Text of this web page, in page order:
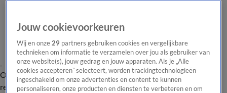
Overzicht Laatste nieuws Regionieuws Het beste van Hart
Tip de
redactie
Jouw cookievoorkeuren
Wij en onze29 partners gebruiken cookies en vergelijkbare
technieken om informatie te verzamelen over jou als gebruiker van
onze website(s), jouw gedrag en jouw apparaten. Als je „Alle
cookies accepteren” selecteert, worden trackingtechnologieën
ingeschakeld om onze advertenties en content te kunnen
personaliseren, onze producten en diensten te verbeteren en om